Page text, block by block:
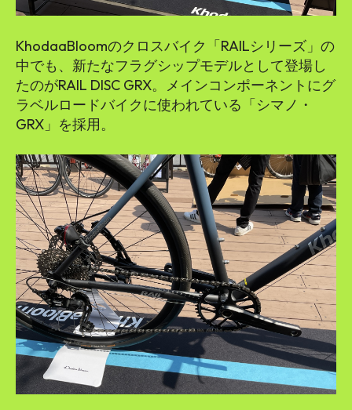
KhodaaBloomのクロスバイク「RAILシリーズ」の
中でも、新たなフラグシップモデルとして登場し
たのがRAIL DISC GRX。メインコンポーネントにグ
ラベルロードバイクに使われている「シマノ・
GRX」を採用。